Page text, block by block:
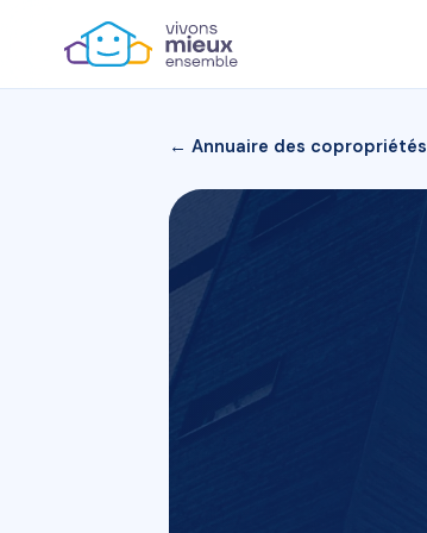
← Annuaire des copropriétés